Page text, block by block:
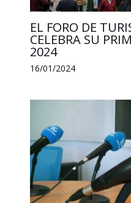
EL FORO DE
CELEBRA SU
2024
16/01/2024